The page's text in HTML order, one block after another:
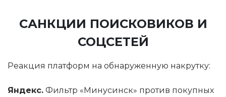
САНКЦИИ ПОИСКОВИКОВ И
СОЦСЕТЕЙ
Реакция платформ на обнаруженную накрутку:
Яндекс. Фильтр «Минусинск» против покупных